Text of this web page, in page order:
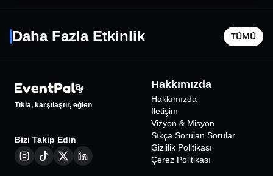
Daha Fazla Etkinlik TÜMÜ
%18 İNDİRİMLİ
İstanbul
Dada Salon Kabarett İstanbul
8
İstanbul
Tıkla, karşılaştır, eğlen
Bizi Takip Edin
Hakkımızda
Hakkımızda
İletişim
Vizyon & Misyon
Sıkça Sorulan Sorular
Gizlilik Politikası
Çerez Politikası